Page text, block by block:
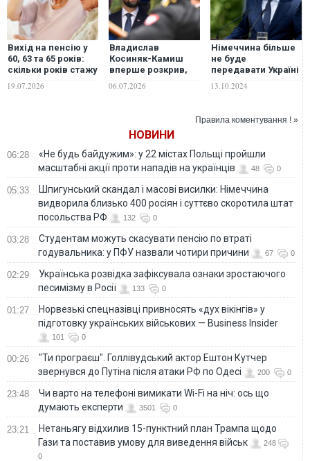
Вихід на пенсію у
60, 63 та 65 років:
скільки років стажу
українцям у 2026–
19.07.2026
Владислав
Косиняк-Камиш
вперше розкрив,
витратила на
06.07.2026
Німеччина більше
не буде
передавати Україні
BILD
13.10.2024
Правила коментування ! »
НОВИНИ
06:28
«Не будь байдужим»: у 22 містах Польщі пройшли
масштабні акції проти нападів на українців
48 0
05:33
Шпигунський скандал і масові висилки: Німеччина
видворила близько 400 росіян і суттєво скоротила штат
посольства РФ
132 0
03:28
Студентам можуть скасувати пенсію по втраті
годувальника: у ПФУ назвали чотири причини
67 0
02:29
Українська розвідка зафіксувала ознаки зростаючого
песимізму в Росії
133 0
01:27
Норвезькі спецназівці привносять «дух вікінгів» у
підготовку українських військових — Business Insider
101 0
00:26
"Ти програєш". Голлівудський актор Ештон Кутчер
звернувся до Путіна після атаки РФ по Одесі
200 0
23:48
Чи варто на телефонi вимикати Wi-Fi на ніч: ось що
думають експерти
3501 0
23:21
Нетаньягу відхилив 15-пунктний план Трампа щодо
Гази та поставив умову для виведення військ
248
0